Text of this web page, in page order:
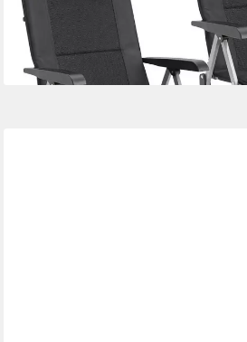
-58%
lieferbar - in 3-4 Werktagen bei dir